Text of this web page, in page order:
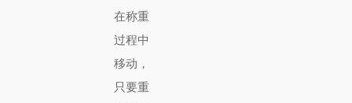
在称重
过程中
移动，
只要重